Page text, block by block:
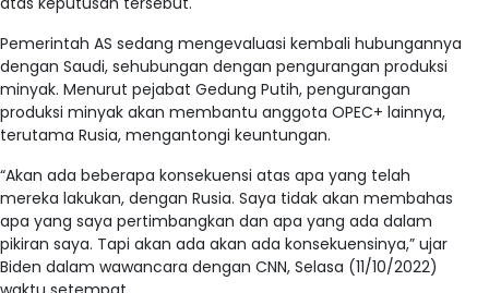
Pemerintah AS sedang mengevaluasi kembali hubungannya
dengan Saudi, sehubungan dengan pengurangan produksi
minyak. Menurut pejabat Gedung Putih, pengurangan
produksi minyak akan membantu anggota OPEC+ lainnya,
terutama Rusia, mengantongi keuntungan.
“Akan ada beberapa konsekuensi atas apa yang telah
mereka lakukan, dengan Rusia. Saya tidak akan membahas
apa yang saya pertimbangkan dan apa yang ada dalam
pikiran saya. Tapi akan ada akan ada konsekuensinya,” ujar
Biden dalam wawancara dengan CNN, Selasa (11/10/2022)